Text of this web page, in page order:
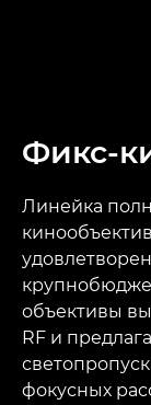
Фикс-
Линейка
объективы
RF и
фокусных